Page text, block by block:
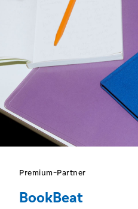
Premium-Partner
BookBeat